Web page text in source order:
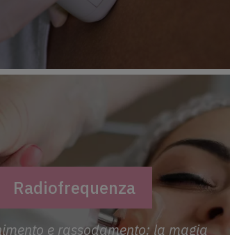
Radiofrequenza
e rassodamento: la magia